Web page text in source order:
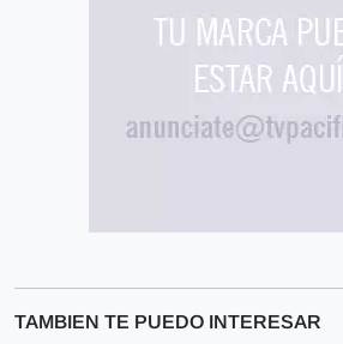
TAMBIEN TE PUEDO INTERESAR